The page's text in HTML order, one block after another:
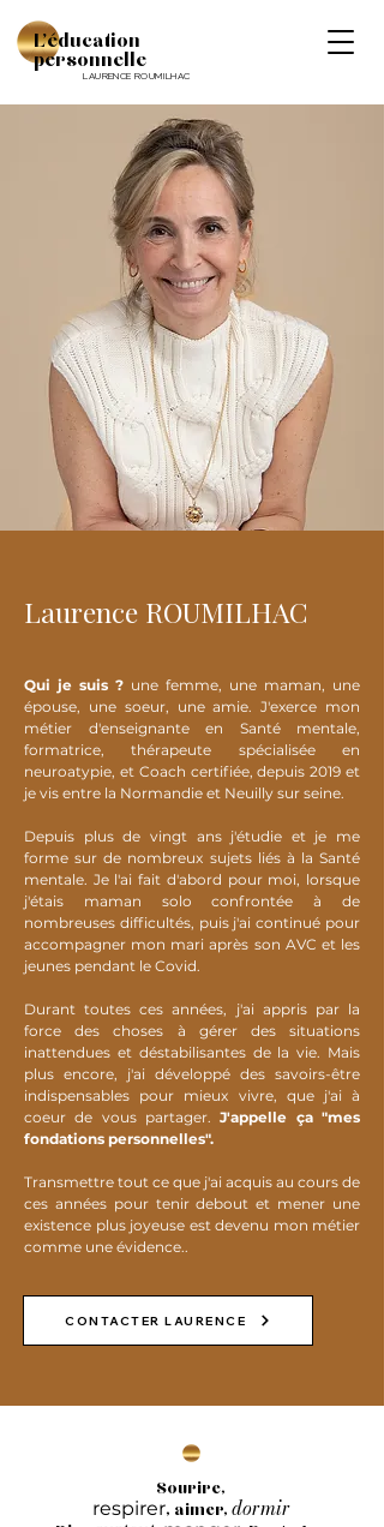
LAURENCE ROUMILHAC
L'éducation
personnelle
Laurence ROUMILHAC
Qui je suis ? une femme, une maman, une
épouse, une soeur, une amie. J'exerce mon
métier d'enseignante en Santé mentale,
formatrice, thérapeute spécialisée en
neuroatypie, et Coach certifiée, depuis 2019 et
je vis entre la Normandie et Neuilly sur seine.
Depuis plus de vingt ans j'étudie et je me
forme sur de nombreux sujets liés à la Santé
mentale. Je l'ai fait d'abord pour moi, lorsque
j'étais maman solo confrontée à de
nombreuses difficultés, puis j'ai continué pour
accompagner mon mari après son AVC et les
jeunes pendant le Covid.
Durant toutes ces années, j'ai appris par la
force des choses à gérer des situations
inattendues et déstabilisantes de la vie. Mais
plus encore, j'ai développé des savoirs-être
indispensables pour mieux vivre, que j'ai à
coeur de vous partager.J'appelle ça "mes
fondations personnelles".
Transmettre tout ce que j'ai acquis au cours de
ces années pour tenir debout et mener une
existence plus joyeuse est devenu mon métier
comme une évidence..
CONTACTER LAURENCE
Sourire,
respirer, aimer, dormir